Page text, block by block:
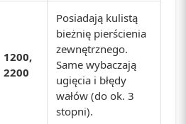
1200,
2200
Posiadają kulistą
bieżnię pierścienia
zewnętrznego.
Same wybaczają
ugięcia i błędy
wałów (do ok. 3
stopni).